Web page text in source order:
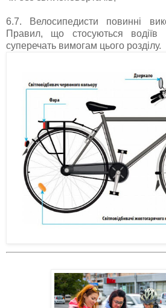
6.7. Велосипедисти повинні
Правил, що стосуються
суперечать вимогам цього розділу.